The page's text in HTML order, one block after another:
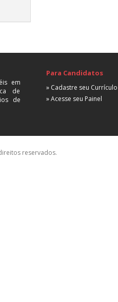
em
de
de
Para Candidatos
» Cadastre seu Currículo
» Acesse seu Painel
reservados.